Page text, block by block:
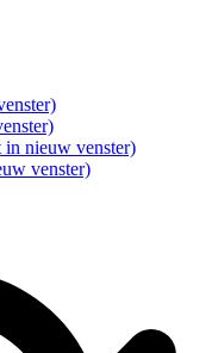
in nieuw venster)
venster)